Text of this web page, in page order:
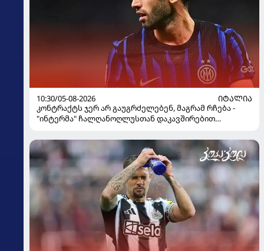
10:30/05-08-2026
ᲘᲢᲐᲚᲘᲐ
კონტრაქტს ჯერ არ გაუგრძელებენ, მაგრამ რჩება -
"ინტერმა" ჩალღანოღლუსთან დაკავშირებით